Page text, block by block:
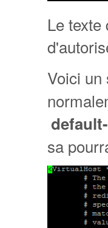
Le
Voici
sa